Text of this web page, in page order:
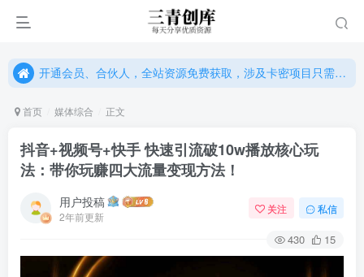
开通会员、合伙人，全站资源免费获取，涉及卡密项目只需单独购卡密（位置：网站右下悬浮按钮）
开通会员、合伙人，全站资源免费获取，涉及卡密项目只需单独购卡密（位置：网站右下悬浮按钮）
首页 媒体综合 正文
抖音+视频号+快手 快速引流破10w播放核心玩
法：带你玩赚四大流量变现方法！
用户投稿
2年前更新
关注 私信
430 15